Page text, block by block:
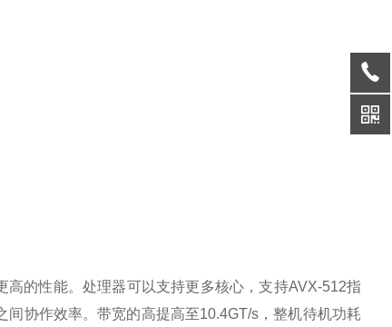
的性能。处理器可以支持更多核心，支持AVX-512指
协作效率。带宽的高提高至10.4GT/s，整机待机功耗